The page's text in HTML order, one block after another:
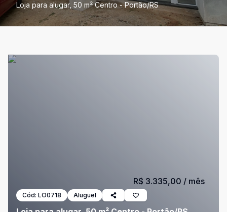
Loja para alugar, 50 m² Centro - Portão/RS
Cód: LO0718 Aluguel
R$ 3.335,00 / mês